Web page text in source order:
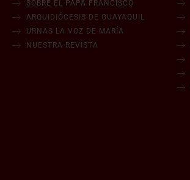
SOBRE EL PAPA FRANCISCO
ARQUIDIÓCESIS DE GUAYAQUIL
URNAS LA VOZ DE MARÍA
NUESTRA REVISTA